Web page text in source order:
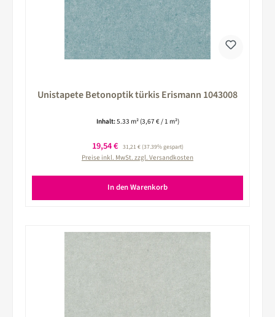
Unistapete Betonoptik türkis Erismann 1043008
Inhalt:5.33 m² (3,67 € / 1 m²)
Verkaufspreis:
19,54 € Regulärer Preis:
31,21 €(37.39% gespart)
Preise inkl. MwSt. zzgl. Versandkosten
In den Warenkorb